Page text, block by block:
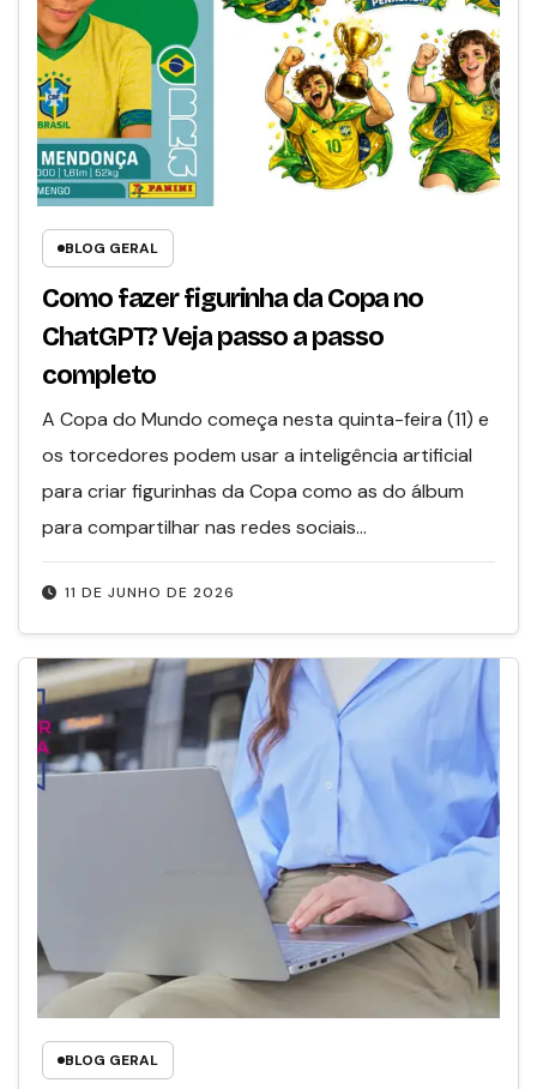
BLOG GERAL
Como fazer figurinha da Copa no
ChatGPT? Veja passo a passo
completo
11 DE JUNHO DE 2026
A Copa do Mundo começa nesta quinta-feira (11) e
os torcedores podem usar a inteligência artificial
para criar figurinhas da Copa como as do álbum
para compartilhar nas redes sociais…
BLOG GERAL